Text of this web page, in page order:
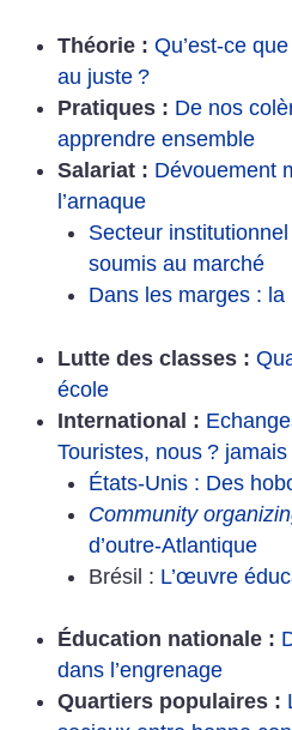
Théorie : Qu’est-ce
au juste ?
Pratiques : De nos
apprendre ensemble
Salariat : Dévouement
l’arnaque
Secteur institutionnel
soumis au marché
Dans les marges :
Lutte des classes :
école
International :
Touristes, nous ? jamais
États-Unis : Des
Community
d’outre-Atlantique
Brésil : L’œuvre
Éducation nationale :
dans l’engrenage
Quartiers populaires :